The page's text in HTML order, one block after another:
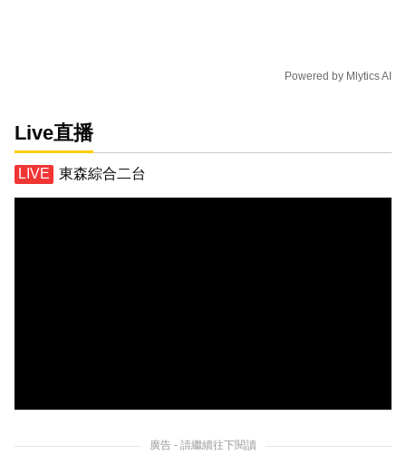
Powered by Mlytics AI
Live直播
東森綜合二台
廣告 - 請繼續往下閱讀